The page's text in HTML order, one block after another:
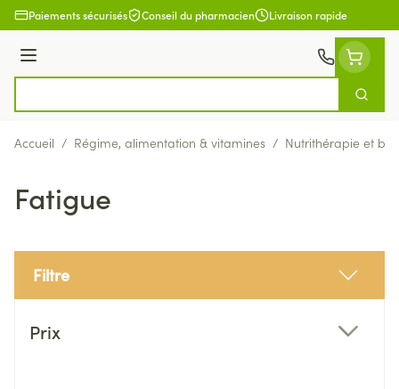
Aller au contenu
Paiements sécurisés Conseil du pharmacien Livraison rapide
Menu
Accueil / Régime, alimentation & vitamines / Nutrithérapie et
Fatigue
Filtre
Prix